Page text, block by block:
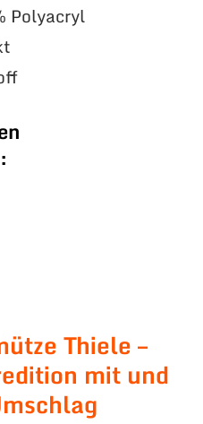
Polyacryl
Thiele –
mit und